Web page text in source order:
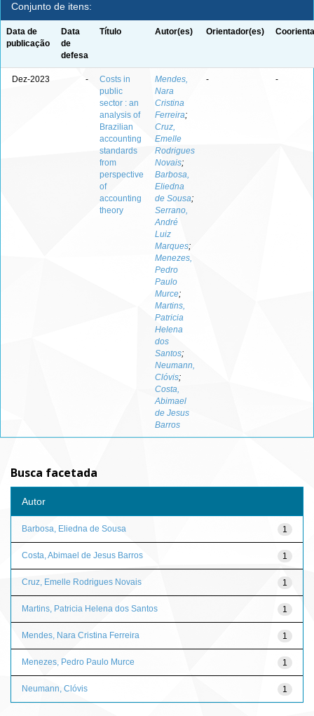
Conjunto de itens:
Data de
publicação
Data
de
defesa
Título Autor(es) Orientador(es)
Dez-2023 -
Costs in
public
sector : an
analysis of
Brazilian
accounting
standards
from
perspective
of
accounting
theory
Mendes,
Nara
Cristina
Ferreira;
Cruz,
Emelle
Rodrigues
Novais;
Barbosa,
Eliedna
de Sousa;
Serrano,
André
Luiz
Marques;
Menezes,
Pedro
Paulo
Murce;
Martins,
Patricia
Helena
dos
Santos;
Neumann,
Clóvis;
Costa,
Abimael
de Jesus
Barros
- -
Busca facetada
Autor
1
Barbosa, Eliedna de Sousa
1
Costa, Abimael de Jesus Barros
1
Cruz, Emelle Rodrigues Novais
1
Martins, Patricia Helena dos Santos
1
Mendes, Nara Cristina Ferreira
1
Menezes, Pedro Paulo Murce
1
Neumann, Clóvis